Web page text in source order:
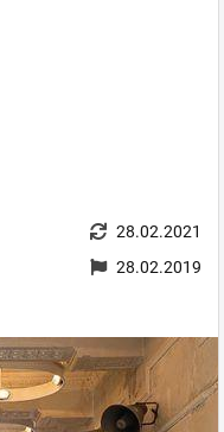
28.02.2021
28.02.2019